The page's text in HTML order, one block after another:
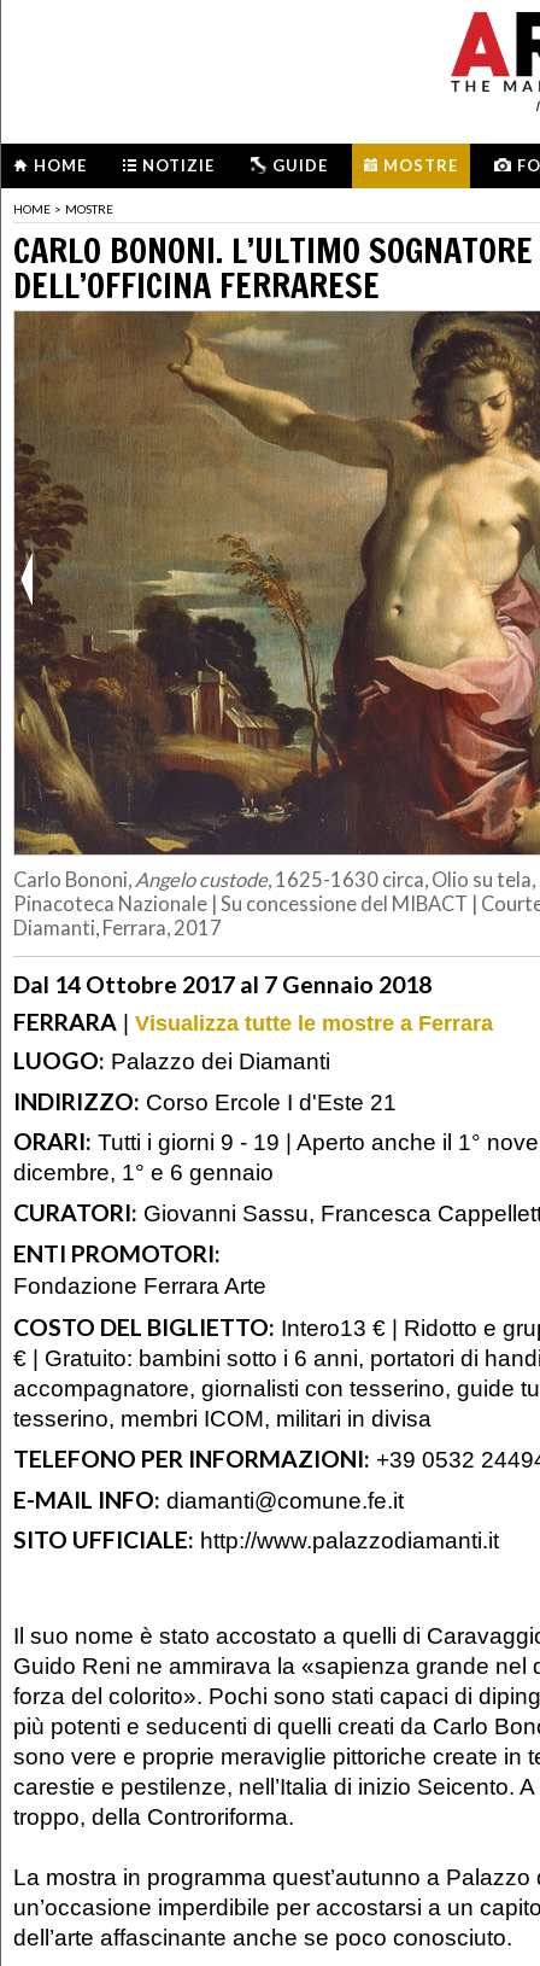
HOME NOTIZIE GUIDE MOSTRE
HOME > MOSTRE
CARLO BONONI. L’ULTIMO SOGNATORE
DELL’OFFICINA FERRARESE
Carlo Bononi,Angelo custode, 1625-1630 circa, Olio su tela,
Pinacoteca Nazionale | Su concessione del MIBACT |
Diamanti, Ferrara, 2017
Dal 14 Ottobre 2017 al 7 Gennaio 2018
FERRARA | Visualizza tutte le mostre a Ferrara
LUOGO: Palazzo dei Diamanti
INDIRIZZO: Corso Ercole I d'Este 21
ORARI: Tutti i giorni 9 - 19 | Aperto anche il 1°
dicembre, 1° e 6 gennaio
CURATORI: Giovanni Sassu, Francesca
ENTI PROMOTORI:
Fondazione Ferrara Arte
COSTO DEL BIGLIETTO: Intero13 € | Ridotto e
€ | Gratuito: bambini sotto i 6 anni, portatori di
accompagnatore, giornalisti con tesserino, guide
tesserino, membri ICOM, militari in divisa
TELEFONO PER INFORMAZIONI: +39 0532
E-MAIL INFO: diamanti@comune.fe.it
SITO UFFICIALE: http://www.palazzodiamanti.it
Il suo nome è stato accostato a quelli di
Guido Reni ne ammirava la «sapienza grande nel
forza del colorito». Pochi sono stati capaci di
più potenti e seducenti di quelli creati da Carlo
sono vere e proprie meraviglie pittoriche create in
carestie e pestilenze, nell’Italia di inizio Seicento.
troppo, della Controriforma.
La mostra in programma quest’autunno a
un’occasione imperdibile per accostarsi a un
dell’arte affascinante anche se poco conosciuto.